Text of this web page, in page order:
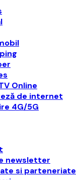
Online
de internet
4G/5G
newsletter
si parteneriate